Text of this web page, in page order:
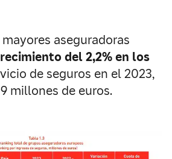
mayores aseguradoras
del 2,2% en los
de seguros en el 2023,
millones de euros.